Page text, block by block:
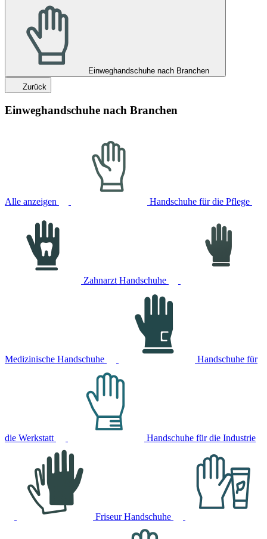
Einweghandschuhe nach Branchen
Zurück
Einweghandschuhe nach Branchen
Alle anzeigen Handschuhe für die Pflege
Zahnarzt Handschuhe
Medizinische Handschuhe Handschuhe für
die Werkstatt Handschuhe für die Industrie
Friseur Handschuhe